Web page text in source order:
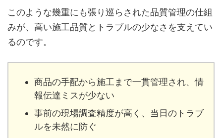
このような幾重にも張り巡らされた品質管理の仕組
みが、高い施工品質とトラブルの少なさを支えてい
るのです。
商品の手配から施工まで一貫管理され、情
報伝達ミスが少ない
事前の現場調査精度が高く、当日のトラブ
ルを未然に防ぐ